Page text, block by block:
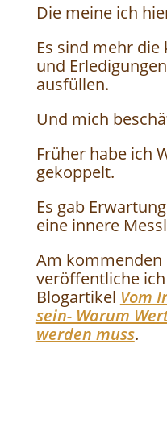
Die meine ich
Es sind mehr
und
ausfüllen.
Und mich
Früher habe ich
gekoppelt.
Es gab
eine innere
Am kommenden
veröffentliche
Blogartikel Vom
sein- Warum
werden muss.